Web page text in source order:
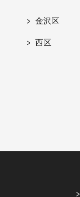
金沢区
西区